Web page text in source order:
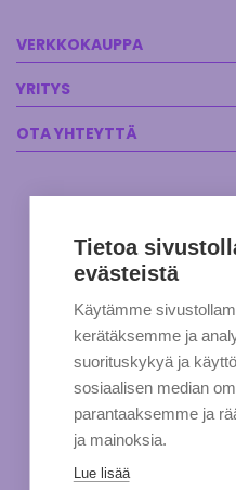
VERKKOKAUPPA
YRITYS
OTA YHTEYTTÄ
Tietoa
evästeistä
Käytämme
kerätäksemme ja
suorituskykyä ja
sosiaalisen median
parantaaksemme ja
ja mainoksia.
Lue lisää